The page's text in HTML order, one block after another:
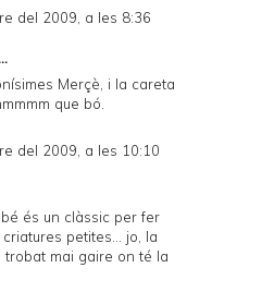
del 2009, a les 8:36
Merçè, i la careta
que bó.
del 2009, a les 10:10
és un clàssic per fer
petites... jo, la
trobat mai gaire on té la